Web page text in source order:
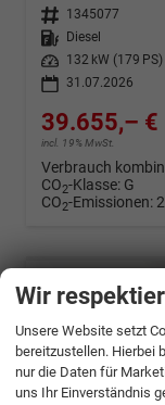
Fahrzeugnr. 1345077
Kraftstoff
Diesel
Leistung
132 kW (179 PS)
31.07.2026
39.655,– €
incl. 19% MwSt.
Verbrauch
CO2-Klasse: G
CO2-Emissionen:
Wir
Unsere Website setzt
bereitzustellen. Hierbei
nur die Daten für
uns Ihr Einverständnis